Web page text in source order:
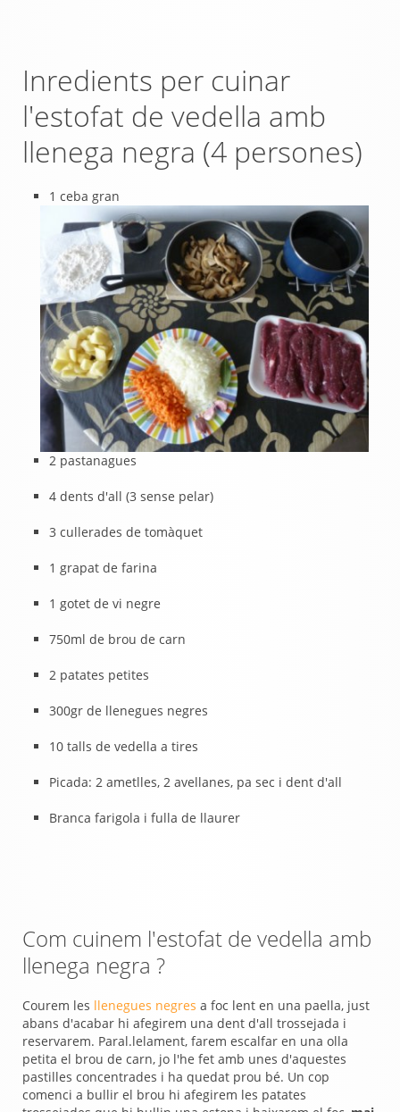
Inredients per cuinar
l'estofat de vedella amb
llenega negra (4 persones)
1 ceba gran
2 pastanagues
4 dents d'all (3 sense pelar)
3 cullerades de tomàquet
1 grapat de farina
1 gotet de vi negre
750ml de brou de carn
2 patates petites
300gr de llenegues negres
10 talls de vedella a tires
Picada: 2 ametlles, 2 avellanes, pa sec i dent d'all
Branca farigola i fulla de llaurer
Com cuinem l'estofat de vedella amb
llenega negra ?
Courem les llenegues negres a foc lent en una paella, just
abans d'acabar hi afegirem una dent d'all trossejada i
reservarem. Paral.lelament, farem escalfar en una olla
petita el brou de carn, jo l'he fet amb unes d'aquestes
pastilles concentrades i ha quedat prou bé. Un cop
comenci a bullir el brou hi afegirem les patates